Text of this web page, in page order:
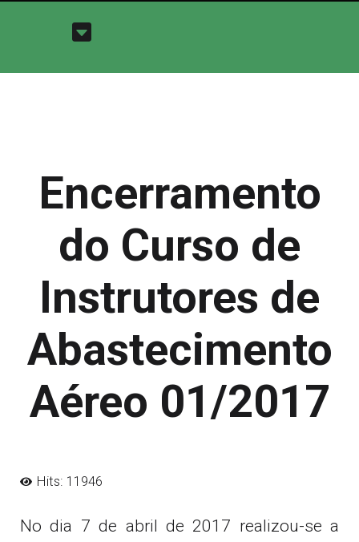
Encerramento
do Curso de
Instrutores de
Abastecimento
Aéreo 01/2017
Hits: 11946
No dia 7 de abril de 2017 realizou-se a